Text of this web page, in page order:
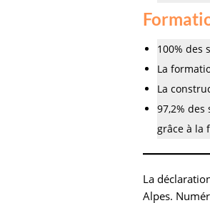
100% des
La
La
97,2%
grâce à la
La
Alpes.